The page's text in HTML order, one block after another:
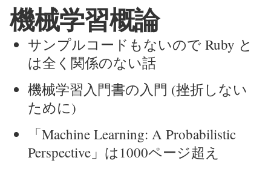
機械学習概論
サンプルコードもないので Ruby と
は全く関係のない話
機械学習入門書の入門 (挫折しない
ために)
「Machine Learning: A Probabilistic
Perspective」は1000ページ超え